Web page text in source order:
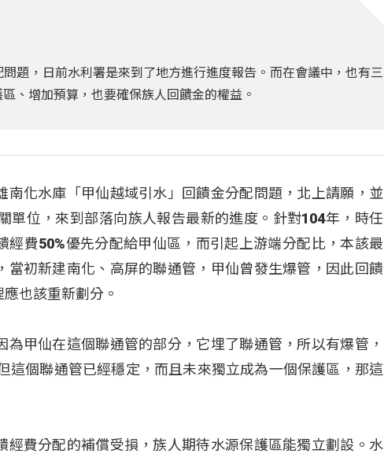
題，日前水利署是來到了地方進行進度報告。而在會議中，也有三
、增加預算，也要確保族人回饋金的權益。
南化水庫「甲仙越域引水」回饋金分配問題，北上請願，並
單位，來到部落向族人報告最新的進度。針對104年，時任
經費50%優先分配給甲仙區，而引起上游端分配比，本該最
當初新建南化、高屏的聯通管，甲仙曾發生爆管，因此回饋
也該重新劃分。
甲仙在這個聯通管的部分，它埋了聯通管，所以有爆管，
這個聯通管已經穩定，而且未來獨立成為一個保護區，那這
經費分配的補償受損，族人期待水源保護區能獨立劃設。水